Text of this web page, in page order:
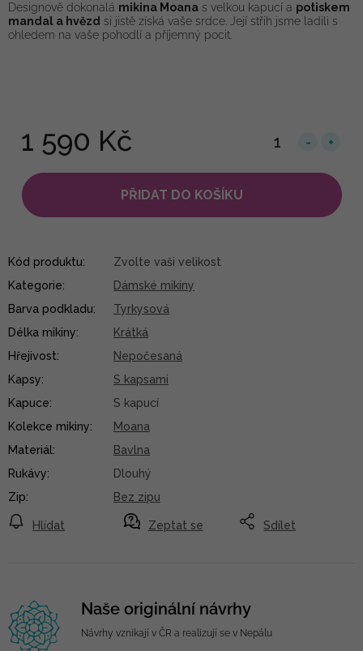
1 590 Kč
PŘIDAT DO KOŠÍKU
Designově dokonalá mikina Moana s velkou kapucí a potiskem
mandal a hvězd si jistě získá vaše srdce. Její střih jsme ladili s
ohledem na vaše pohodlí a příjemný pocit.
Zeptat se
Hlídat Sdílet
Kód produktu:
Zvolte vaši velikost
Kategorie:
Dámské mikiny
Barva podkladu:
Tyrkysová
Délka mikiny:
Krátká
Hřejivost:
Nepočesaná
Kapsy:
S kapsami
Kapuce:
S kapucí
Kolekce mikiny:
Moana
Materiál:
Bavlna
Rukávy:
Dlouhý
Zip: Bez zipu
Naše originální návrhy
Návrhy vznikají v ČR a realizují se v Nepálu